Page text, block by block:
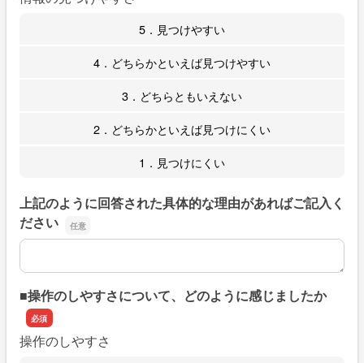
5．見つけやすい
4．どちらかといえば見つけやすい
3．どちらともいえない
2．どちらかといえば見つけにくい
1．見つけにくい
上記のように回答された具体的な理由があればご記入く
ださい
上記のように回答された具体的な理由があればご記入くだ
■操作のしやすさについて、どのように感じましたか
操作のしやすさ